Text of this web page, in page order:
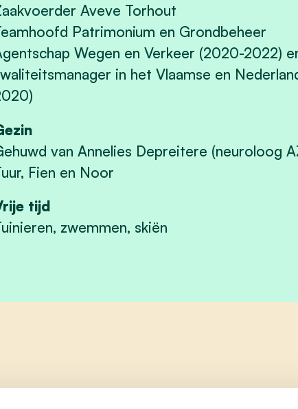
Aveve Torhout
Patrimonium en Grondbeheer
Wegen en Verkeer (2020-2022)
in het Vlaamse en
van Annelies Depreitere (neuroloog
Fien en Noor
tijd
zwemmen, skiën